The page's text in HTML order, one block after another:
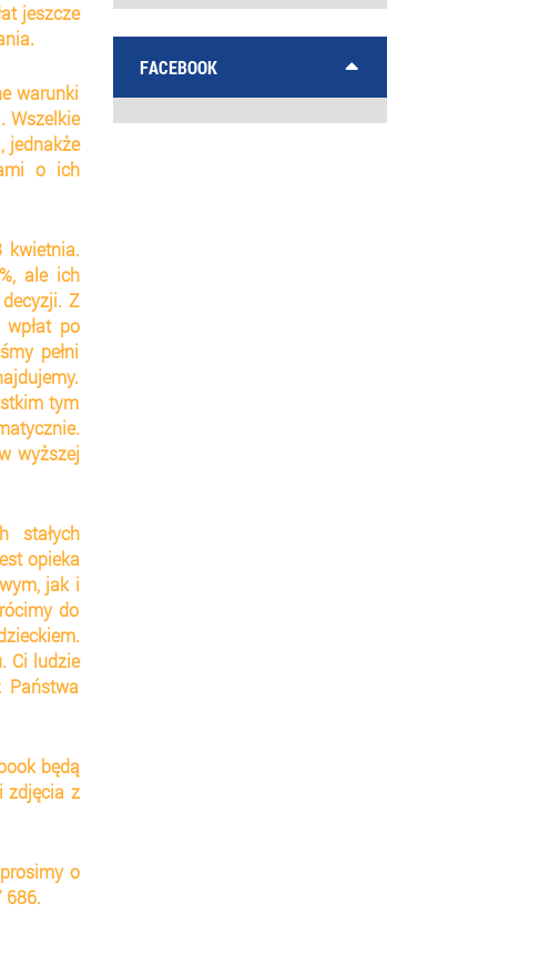
jeszcze
warunki
Wszelkie
jednakże
o ich
kwietnia.
ale ich
Z
po
pełni
tym
wyższej
stałych
opieka
jak i
do
Ci ludzie
będą
zdjęcia z
o
686.
FACEBOOK